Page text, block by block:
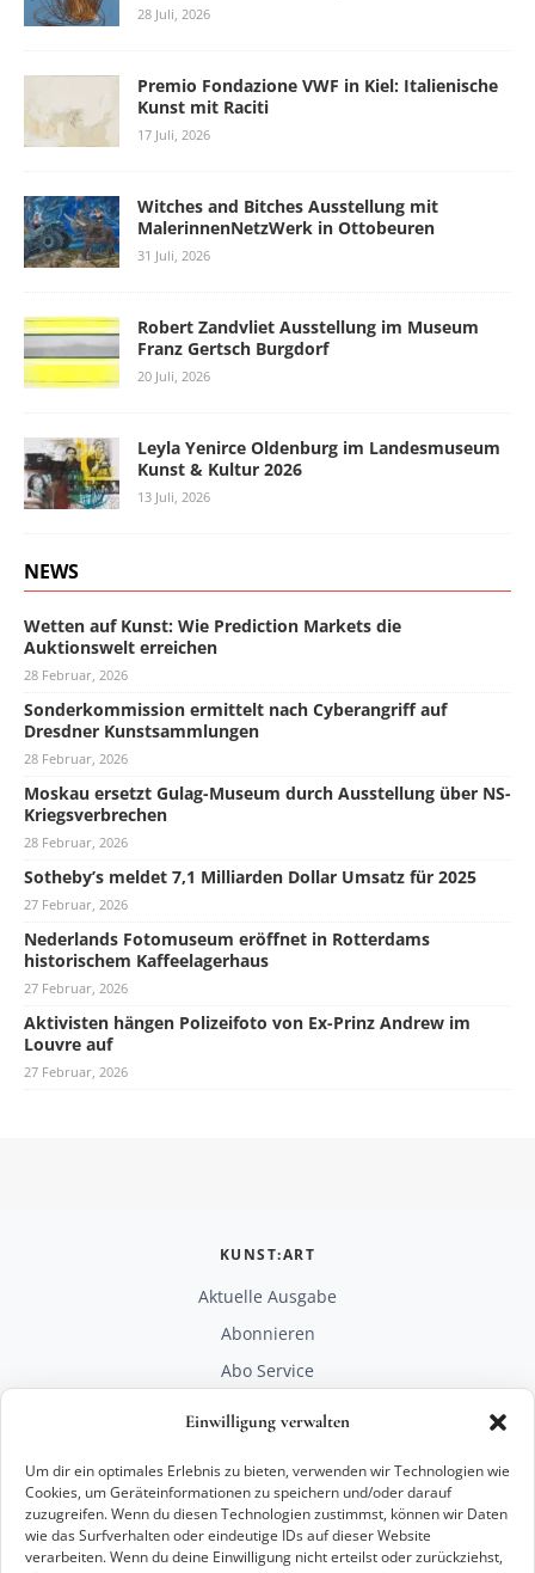
Einwilligung verwalten
Um dir ein optimales Erlebnis zu bieten, verwenden wir Technologien wie
Cookies, um Geräteinformationen zu speichern und/oder darauf
zuzugreifen. Wenn du diesen Technologien zustimmst, können wir Daten
wie das Surfverhalten oder eindeutige IDs auf dieser Website
verarbeiten. Wenn du deine Einwilligung nicht erteilst oder zurückziehst,
28 Juli, 2026
Premio Fondazione VWF in Kiel: Italienische
Kunst mit Raciti
17 Juli, 2026
Witches and Bitches Ausstellung mit
MalerinnenNetzWerk in Ottobeuren
31 Juli, 2026
Robert Zandvliet Ausstellung im Museum
Franz Gertsch Burgdorf
20 Juli, 2026
Leyla Yenirce Oldenburg im Landesmuseum
Kunst & Kultur 2026
13 Juli, 2026
NEWS
Wetten auf Kunst: Wie Prediction Markets die
Auktionswelt erreichen
28 Februar, 2026
Sonderkommission ermittelt nach Cyberangriff auf
Dresdner Kunstsammlungen
28 Februar, 2026
Moskau ersetzt Gulag-Museum durch Ausstellung über NS-
Kriegsverbrechen
28 Februar, 2026
Sotheby’s meldet 7,1 Milliarden Dollar Umsatz für 2025
27 Februar, 2026
Nederlands Fotomuseum eröffnet in Rotterdams
historischem Kaffeelagerhaus
27 Februar, 2026
Aktivisten hängen Polizeifoto von Ex-Prinz Andrew im
Louvre auf
27 Februar, 2026
KUNST:ART
Aktuelle Ausgabe
Abonnieren
Abo Service
RECHTLICHES
Impressum
Datenschutz